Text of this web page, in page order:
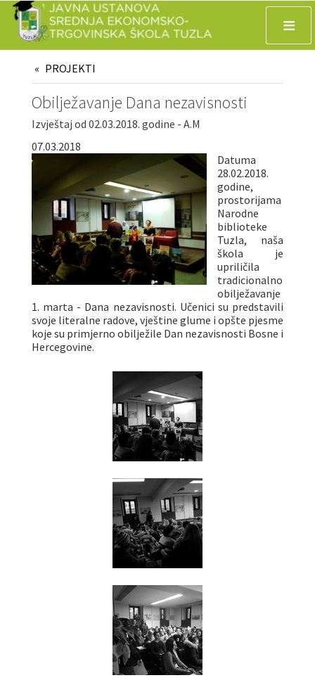
≡
PROJEKTI
Obilježavanje Dana nezavisnosti
Izvještaj od 02.03.2018. godine - A.M
07.03.2018
Datuma
28.02.2018.
godine,
prostorijama
Narodne
biblioteke
Tuzla, naša
škola je
upriličila
tradicionalno
obilježavanje
1. marta - Dana nezavisnosti. Učenici su predstavili
svoje literalne radove, vještine glume i opšte pjesme
koje su primjerno obilježile Dan nezavisnosti Bosne i
Hercegovine.